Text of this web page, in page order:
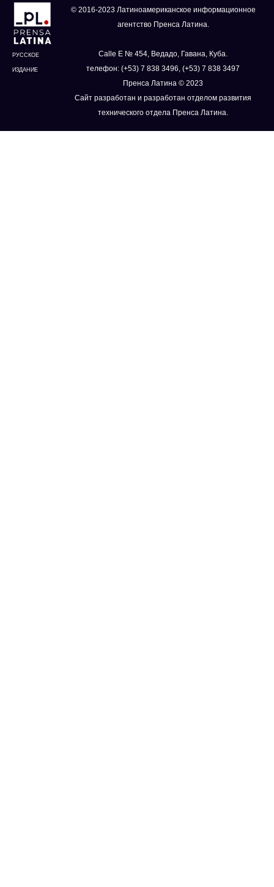
РУССКОЕ
ИЗДАНИЕ
© 2016-2023 Латиноамериканское информационное
агентство Пренса Латина.
Calle E № 454, Ведадо, Гавана, Куба.
телефон: (+53) 7 838 3496, (+53) 7 838 3497
Пренса Латина © 2023
Сайт разработан и разработан отделом развития
технического отдела Пренса Латина.